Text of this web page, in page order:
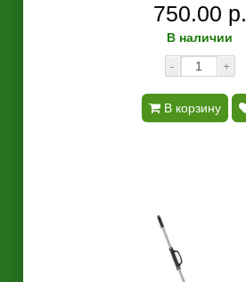
750.00 р.
В наличии
-
+
В корзину